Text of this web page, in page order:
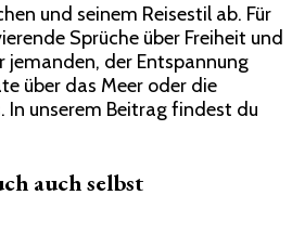
und seinem Reisestil ab. Für
Sprüche über Freiheit und
jemanden, der Entspannung
über das Meer oder die
In unserem Beitrag findest du
auch selbst